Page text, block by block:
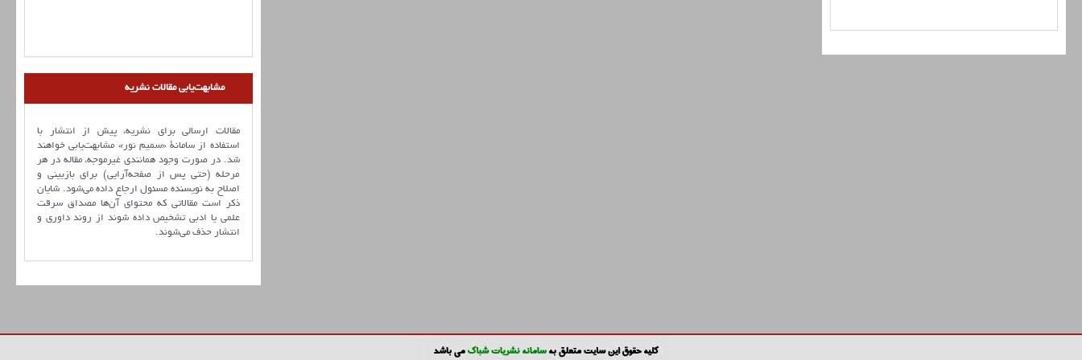
مشابهت‌یابی مقالات نشریه
مقالات ارسالی برای نشریه، پیش از انتشار با
استفاده از سامانۀ «سمیم نور» مشابهت‌یابی خواهند
شد. در صورت وجود همانندی غیرموجه، مقاله در هر
مرحله (حتی پس از صفحه‌آرایی) برای بازبینی و
اصلاح به نویسنده مسئول ارجاع داده می‌شود. شایان
ذکر است مقالاتی که محتوای آن‌ها مصداق سرقت
علمی یا ادبی تشخیص داده شوند از روند داوری و
انتشار حذف می‌شوند.